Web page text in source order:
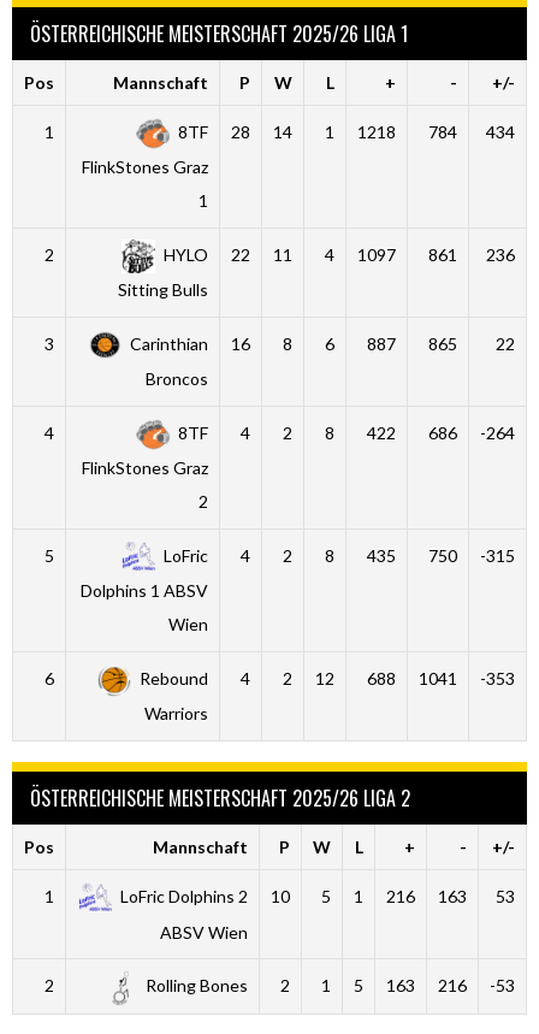
ÖSTERREICHISCHE MEISTERSCHAFT 2025/26 LIGA 1
Pos Mannschaft P W L + - +/-
1
8TF
FlinkStones Graz
1
28 14 1 1218 784 434
2
HYLO
Sitting Bulls
22 11 4 1097 861 236
3
Carinthian
Broncos
16 8 6 887 865 22
4
8TF
FlinkStones Graz
2
4 2 8 422 686 -264
5
LoFric
Dolphins 1 ABSV
Wien
4 2 8 435 750 -315
6
Rebound
Warriors
4 2 12 688 1041 -353
ÖSTERREICHISCHE MEISTERSCHAFT 2025/26 LIGA 2
Pos Mannschaft P W L + - +/-
1
LoFric Dolphins 2
ABSV Wien
10 5 1 216 163 53
2 Rolling Bones 2 1 5 163 216 -53